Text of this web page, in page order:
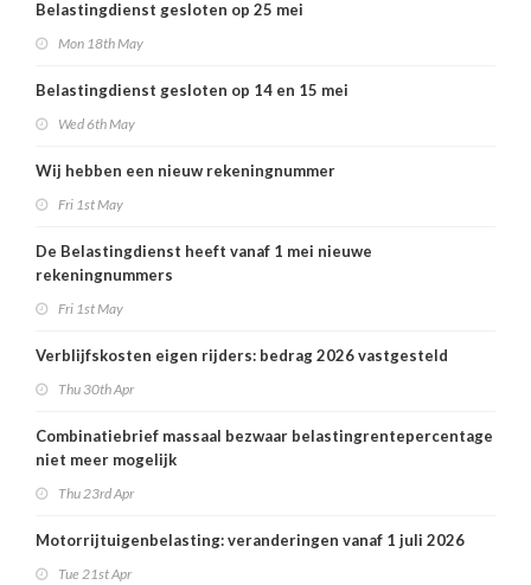
Belastingdienst gesloten op 25 mei
Mon 18th May
Belastingdienst gesloten op 14 en 15 mei
Wed 6th May
Wij hebben een nieuw rekeningnummer
Fri 1st May
De Belastingdienst heeft vanaf 1 mei nieuwe
rekeningnummers
Fri 1st May
Verblijfskosten eigen rijders: bedrag 2026 vastgesteld
Thu 30th Apr
Combinatiebrief massaal bezwaar belastingrentepercentage
niet meer mogelijk
Thu 23rd Apr
Motorrijtuigenbelasting: veranderingen vanaf 1 juli 2026
Tue 21st Apr